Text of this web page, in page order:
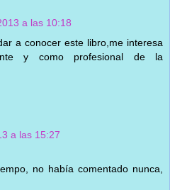
a las 10:18
a conocer este libro,me interesa
y como profesional de la
a las 15:27
no había comentado nunca,